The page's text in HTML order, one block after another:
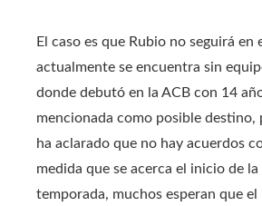
El caso es que Rubio no seguirá en
actualmente se encuentra sin
donde debutó en la ACB con 14
mencionada como posible destino,
ha aclarado que no hay acuerdos
medida que se acerca el inicio de la
temporada, muchos esperan que el